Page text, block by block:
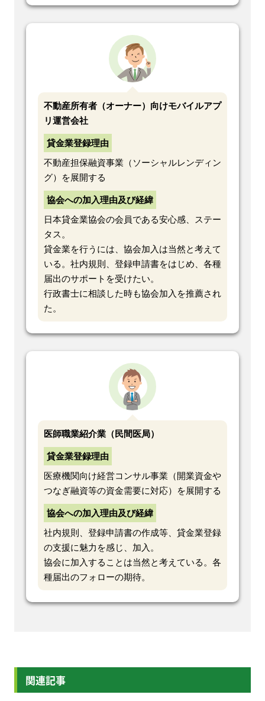
不動産所有者（オーナー）向けモバイルアプ
リ運営会社
貸金業登録理由
不動産担保融資事業（ソーシャルレンディン
グ）を展開する
協会への加入理由及び経緯
日本貸金業協会の会員である安心感、ステー
タス。
貸金業を行うには、協会加入は当然と考えて
いる。社内規則、登録申請書をはじめ、各種
届出のサポートを受けたい。
行政書士に相談した時も協会加入を推薦され
た。
医師職業紹介業（民間医局）
貸金業登録理由
医療機関向け経営コンサル事業（開業資金や
つなぎ融資等の資金需要に対応）を展開する
協会への加入理由及び経緯
社内規則、登録申請書の作成等、貸金業登録
の支援に魅力を感じ、加入。
協会に加入することは当然と考えている。各
種届出のフォローの期待。
関連記事